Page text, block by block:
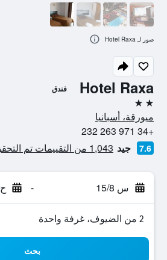
Hotel Raxa فندق
2 نجمتين
ميورقة، أسبانيا
+34 971 263 232
7.6 جيد 1,043 من التقييمات تم التحقق منها
س 15/8 - ح 16/8
2 من الضيوف، غرفة واحدة
بحث
صور لـ Hotel Raxa